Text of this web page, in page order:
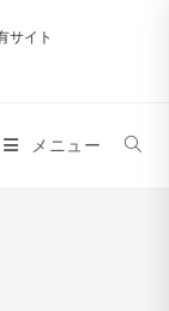
サイト
メニュー